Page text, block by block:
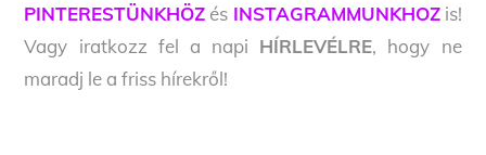
PINTERESTÜNKHÖZ és INSTAGRAMMUNKHOZis!
Vagy iratkozz fel a napi HÍRLEVÉLRE, hogy ne
maradj le a friss hírekről!